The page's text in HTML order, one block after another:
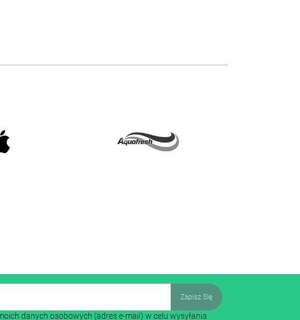
danych osobowych (adres e-mail) w celu wysyłania